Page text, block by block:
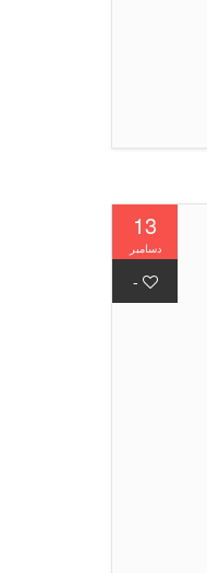
13
دسامبر
-